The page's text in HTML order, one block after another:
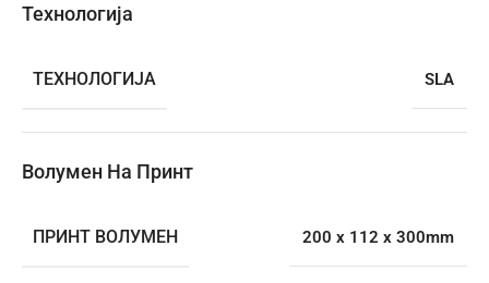
Технологија
ТЕХНОЛОГИЈА SLA
Волумен На Принт
ПРИНТ ВОЛУМЕН 200 x 112 x 300mm